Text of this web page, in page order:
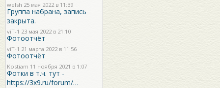
welsh 25 мая 2022 в 11:39
Группа набрана, запись
закрыта.
viT-1 23 мая 2022 в 21:10
Фотоотчёт
viT-1 21 марта 2022 в 11:56
Фотоотчёт
Kostiam 11 ноября 2021 в 1:07
Фотки в т.ч. тут -
https://3x9.ru/forum/…